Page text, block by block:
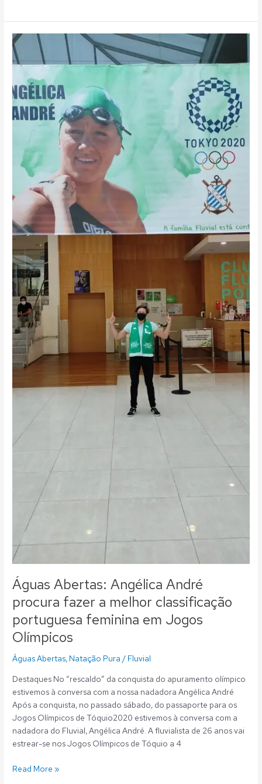
Águas Abertas: Angélica André
procura fazer a melhor classificação
portuguesa feminina em Jogos
Olímpicos
Águas Abertas, Natação Pura / Fluvial
Destaques No “rescaldo” da conquista do apuramento olímpico
estivemos à conversa com a nossa nadadora Angélica André
Após a conquista, no passado sábado, do passaporte para os
Jogos Olímpicos de Tóquio2020 estivemos à conversa com a
nadadora do Fluvial, Angélica André. A fluvialista de 26 anos vai
estrear-se nos Jogos Olímpicos de Tóquio a 4
Águas
Abertas:
Angélica
André
procura
fazer
a
portuguesa
feminina
Jogos
Olímpicos
Read More »